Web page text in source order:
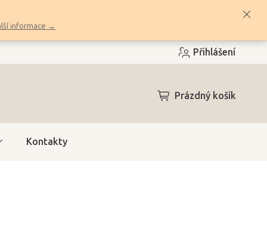
informace →
Přihlášení
NÁKUPNÍ
Prázdný košík
Kontakty